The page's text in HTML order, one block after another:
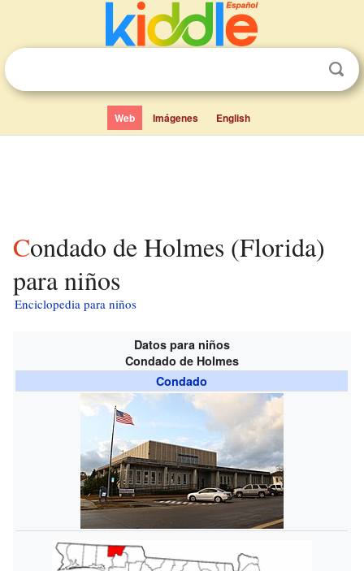
Web Imágenes English
Condado de Holmes (Florida)
para niños
Enciclopedia para niños
Datos para niños
Condado de Holmes
Condado